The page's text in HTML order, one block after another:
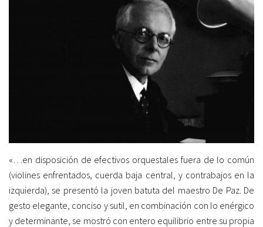
«…en disposición de efectivos orquestales fuera de lo común
(violines enfrentados, cuerda baja central, y contrabajos en la
izquierda), se presentó la joven batuta del maestro De Paz. De
gesto elegante, conciso y sutil, en combinación con lo enérgico
y determinante, se mostró con entero equilibrio entre su propia